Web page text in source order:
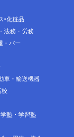
化粧品
法務・労務
・バー
車・輸送機器
校
塾・学習塾